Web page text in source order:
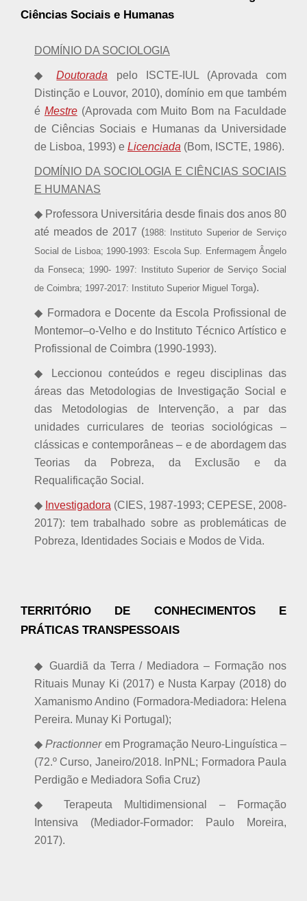
Ciências Sociais e Humanas
DOMÍNIO DA SOCIOLOGIA
◆Doutorada pelo ISCTE-IUL (Aprovada com
Distinção e Louvor, 2010), domínio em que também
é Mestre(Aprovada com Muito Bom na Faculdade
de Ciências Sociais e Humanas da Universidade
de Lisboa, 1993) e Licenciada (Bom, ISCTE, 1986).
DOMÍNIO DA SOCIOLOGIA E CIÊNCIAS SOCIAIS
E HUMANAS
◆ Professora Universitária desde finais dos anos 80
até meados de 2017 (1988: Instituto Superior de Serviço
Social de Lisboa; 1990-1993: Escola Sup. Enfermagem Ângelo
da Fonseca; 1990- 1997: Instituto Superior de Serviço Social
de Coimbra; 1997-2017: Instituto Superior Miguel Torga).
◆ Formadora e Docente da Escola Profissional de
Montemor–o-Velho e do Instituto Técnico Artístico e
Profissional de Coimbra (1990-1993).
◆ Leccionou conteúdos e regeu disciplinas das
áreas das Metodologias de Investigação Social e
das Metodologias de Intervenção, a par das
unidades curriculares de teorias sociológicas –
clássicas e contemporâneas – e de abordagem das
Teorias da Pobreza, da Exclusão e da
Requalificação Social.
◆ Investigadora (CIES, 1987-1993; CEPESE, 2008-
2017): tem trabalhado sobre as problemáticas de
Pobreza, Identidades Sociais e Modos de Vida.
TERRITÓRIO DE CONHECIMENTOS E
PRÁTICAS TRANSPESSOAIS
◆ Guardiã da Terra / Mediadora – Formação nos
Rituais Munay Ki (2017) e Nusta Karpay (2018) do
Xamanismo Andino (Formadora-Mediadora: Helena
Pereira. Munay Ki Portugal);
◆Practionnerem Programação Neuro-Linguística –
(72.º Curso, Janeiro/2018. InPNL; Formadora Paula
Perdigão e Mediadora Sofia Cruz)
◆ Terapeuta Multidimensional – Formação
Intensiva (Mediador-Formador: Paulo Moreira,
2017).